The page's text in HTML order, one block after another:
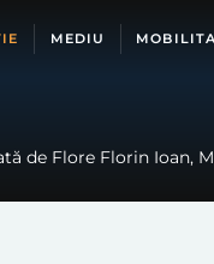
MEDIU
de Flore Florin Ioan,